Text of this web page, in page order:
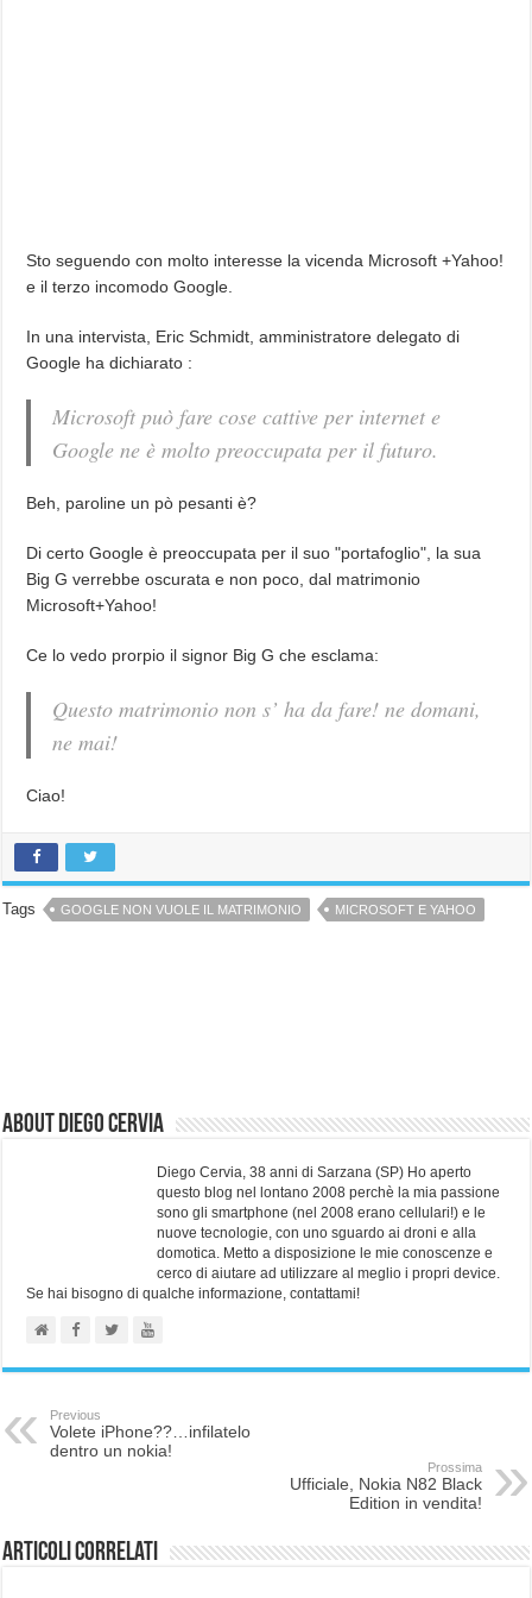
Sto seguendo con molto interesse la vicenda Microsoft +Yahoo!
e il terzo incomodo Google.
In una intervista, Eric Schmidt, amministratore delegato di
Google ha dichiarato :
Microsoft può fare cose cattive per internet e
Google ne è molto preoccupata per il futuro.
Beh, paroline un pò pesanti è?
Di certo Google è preoccupata per il suo "portafoglio", la sua
Big G verrebbe oscurata e non poco, dal matrimonio
Microsoft+Yahoo!
Ce lo vedo prorpio il signor Big G che esclama:
Questo matrimonio non s’ ha da fare! ne domani,
ne mai!
Ciao!
Tags GOOGLE NON VUOLE IL MATRIMONIO MICROSOFT E YAHOO
About Diego Cervia
Diego Cervia, 38 anni di Sarzana (SP) Ho aperto
questo blog nel lontano 2008 perchè la mia passione
sono gli smartphone (nel 2008 erano cellulari!) e le
nuove tecnologie, con uno sguardo ai droni e alla
domotica. Metto a disposizione le mie conoscenze e
cerco di aiutare ad utilizzare al meglio i propri device.
Se hai bisogno di qualche informazione, contattami!
Previous
Volete iPhone??…infilatelo
dentro un nokia!
Prossima
Ufficiale, Nokia N82 Black
Edition in vendita!
Articoli correlati